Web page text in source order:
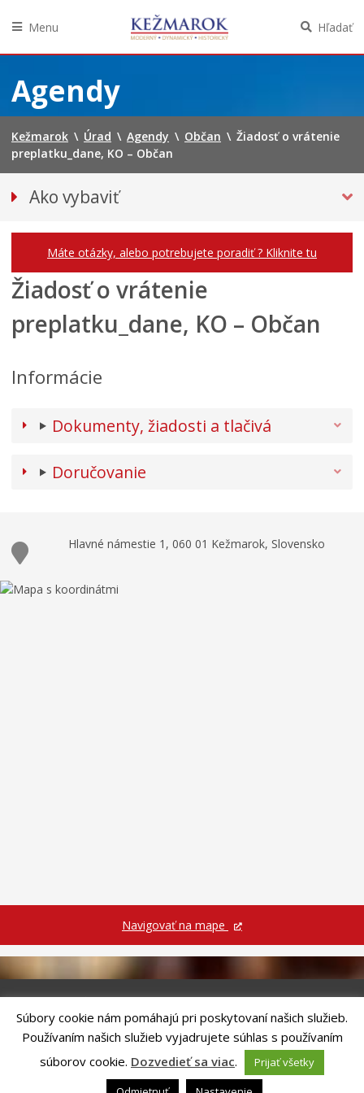
obsah
Menu Hľadať
Agendy
Kežmarok \ Úrad \ Agendy \ Občan \ Žiadosť o vrátenie
preplatku_dane, KO – Občan
Ako vybaviť
Máte otázky, alebo potrebujete poradiť ? Kliknite tu
Žiadosť o vrátenie
preplatku_dane, KO – Občan
Informácie
Dokumenty, žiadosti a tlačivá
Doručovanie
Hlavné námestie 1, 060 01 Kežmarok, Slovensko
Navigovať na mape
Riešenie ANTIK SMART CITY
| Technický prevádzkovateľ – MVI
Technology, s.r.o.
Správca webového sídla: Mesto Kežmarok, Hlavné námestie, 060 01
Kežmarok, tel.: +421524660111
podatelna@kezmarok.sk,|Vyhlásenie o prístupnosti
Súbory cookie nám pomáhajú pri poskytovaní našich služieb.
Používaním našich služieb vyjadrujete súhlas s používaním
súborov cookie. Dozvedieť sa viac.
Prijať všetky